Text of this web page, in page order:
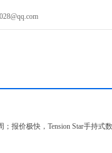
；报价极快，Tension Star手持